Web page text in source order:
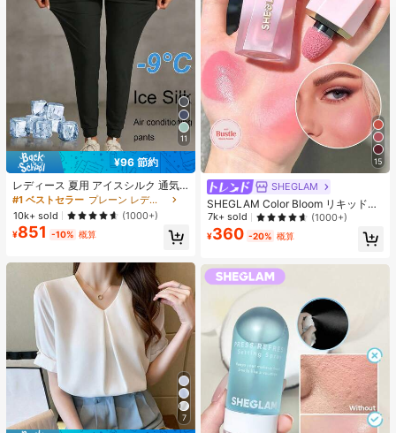
11
¥96 節約
レディース 夏用 アイスシルク 通気
性 ランニングパンツ、速乾 軽量 ス
ポーツパンツ ジッパーポケット & ウ
エストバンド付き フィットネス & ジ
ョギング用 ブラック、アスレジャー
#1 ベストセラー
プレーン レディースパンツ
10k+ sold
(1000+)
¥851 -10% 概算
7
15
SHEGLAM
SHEGLAM Color Bloom リキッドチ
ークマット仕上げ-Love Cake チー
ク 女性と女の子のためのブランドビ
ューティーコスメメイクアップ
7k+ sold (1000+)
¥360 -20% 概算